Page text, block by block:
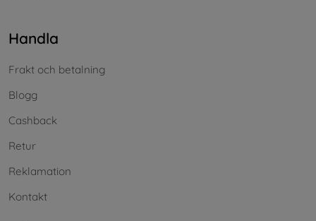
Handla
Frakt och betalning
Blogg
Cashback
Retur
Reklamation
Kontakt